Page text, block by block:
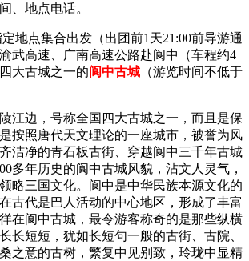
、地点电话。
地点集合出发（出团前1天21:00前导游通
武高速、广南高速公路赴阆中（车程约4
大古城之一的阆中古城 （游览时间不低于
陵江边，号称全国四大古城之一，而且是保
按照唐代天文理论的一座城市，被誉为风
洁净的青石板古街、穿越阆中三千年古城
多年历史的阆中古城风貌，沾文人灵气，
略三国文化。阆中是中华民族本源文化的
古代是巴人活动的中心地区，形成了丰富
在阆中古城，最令游客称奇的是那些纵横
长短短，犹如长短句一般的古街、古院、
之意的古树，繁复中见别致，玲珑中显精